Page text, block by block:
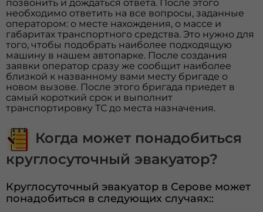
позвонить и дождаться ответа. После этого
необходимо ответить на все вопросы, заданные
оператором: о месте нахождения, о массе и
габаритах транспортного средства. Это нужно для
того, чтобы подобрать наиболее подходящую
машину в нашем автопарке. После создания
заявки оператор сразу же сообщит наиболее
близкой к названному вами месту бригаде о
новом вызове. После этого бригада приедет в
самый короткий срок и выполнит
транспортировку ТС до места назначения.
Когда может понадобиться
круглосуточный эвакуатор?
Круглосуточный эвакуатор в Серове может
понадобиться в следующих случаях::